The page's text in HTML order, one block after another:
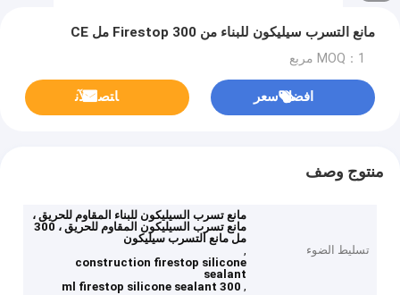
مانع التسرب سيليكون للبناء من Firestop 300 مل CE
MOQ：1 مربع
افضل سعر ﺎﺘﺼﻟ ﺍﻶﻧ
منتوج وصف
تسليط الضوء
مانع تسرب السيليكون للبناء المقاوم للحريق ،
مانع تسرب السيليكون المقاوم للحريق ، 300
مل مانع التسرب سيليكون
,
construction firestop silicone
sealant
,
300 ml firestop silicone sealant